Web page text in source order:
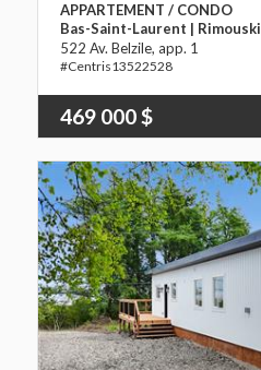
APPARTEMENT / CONDO
Bas-Saint-Laurent | Rimouski
522 Av. Belzile, app. 1
13522528
469 000 $